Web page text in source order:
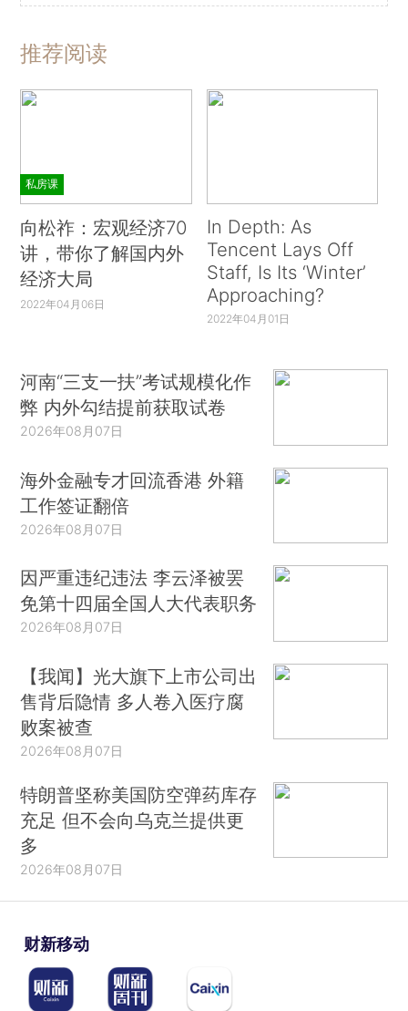
推荐阅读
私房课
向松祚：宏观经济70
讲，带你了解国内外
经济大局
2022年04月06日
In Depth: As
Tencent Lays Off
Staff, Is Its ‘Winter’
Approaching?
2022年04月01日
河南“三支一扶”考试规模化作
弊 内外勾结提前获取试卷
2026年08月07日
海外金融专才回流香港 外籍
工作签证翻倍
2026年08月07日
因严重违纪违法 李云泽被罢
免第十四届全国人大代表职务
2026年08月07日
【我闻】光大旗下上市公司出
售背后隐情 多人卷入医疗腐
败案被查
2026年08月07日
特朗普坚称美国防空弹药库存
充足 但不会向乌克兰提供更
多
2026年08月07日
财新移动